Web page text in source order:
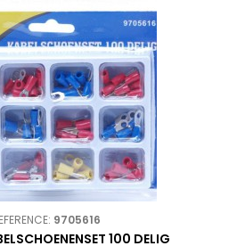
9705616
100 DELIG